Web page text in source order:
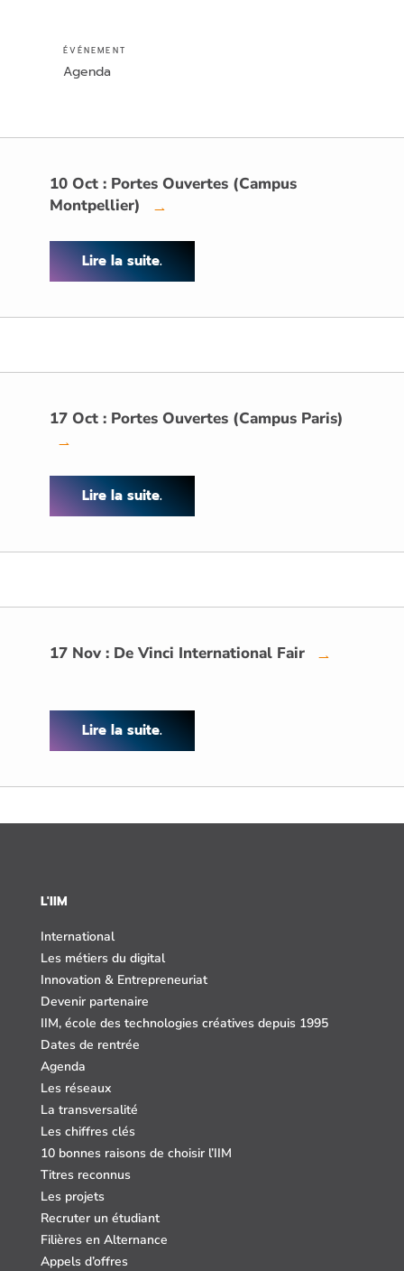
ÉVÉNEMENT
Agenda
10 Oct : Portes Ouvertes (Campus
Montpellier)
→
Lire la suite.
17 Oct : Portes Ouvertes (Campus Paris)
→
Lire la suite.
17 Nov : De Vinci International Fair →
Lire la suite.
L'IIM
International
Les métiers du digital
Innovation & Entrepreneuriat
Devenir partenaire
IIM, école des technologies créatives depuis 1995
Dates de rentrée
Agenda
Les réseaux
La transversalité
Les chiffres clés
10 bonnes raisons de choisir l’IIM
Titres reconnus
Les projets
Recruter un étudiant
Filières en Alternance
Appels d’offres